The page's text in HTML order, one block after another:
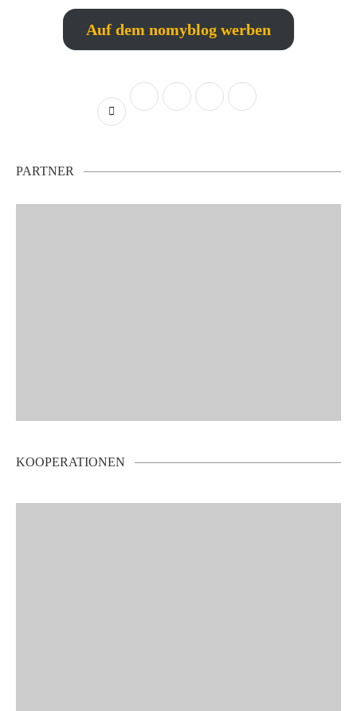
Auf dem nomyblog werben
PARTNER
KOOPERATIONEN